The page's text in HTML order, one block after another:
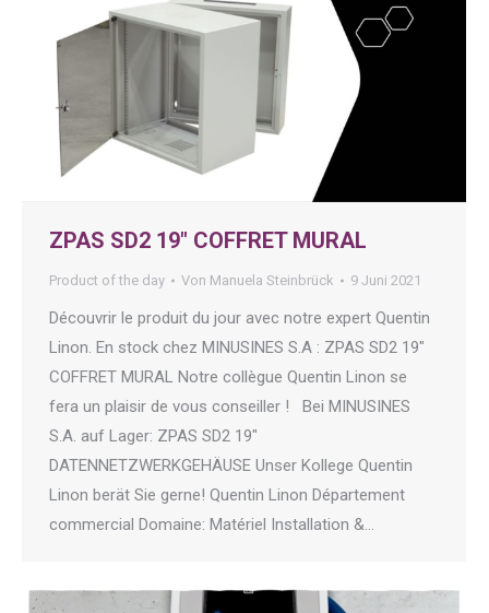
ZPAS SD2 19″ COFFRET MURAL
Product of the day Von Manuela Steinbrück 9 Juni 2021
Découvrir le produit du jour avec notre expert Quentin
Linon. En stock chez MINUSINES S.A : ZPAS SD2 19″
COFFRET MURAL Notre collègue Quentin Linon se
fera un plaisir de vous conseiller ! Bei MINUSINES
S.A. auf Lager: ZPAS SD2 19″
DATENNETZWERKGEHÄUSE Unser Kollege Quentin
Linon berät Sie gerne! Quentin Linon Département
commercial Domaine: Matériel Installation &…